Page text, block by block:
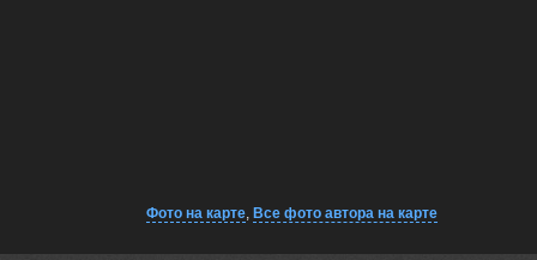
Фото на карте, Все фото автора на карте